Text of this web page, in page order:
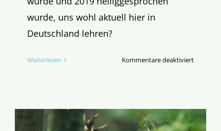
wurde, uns wohl aktuell hier in
Deutschland lehren?
Weiterlesen Kommentare deaktiviertfür
Impulse